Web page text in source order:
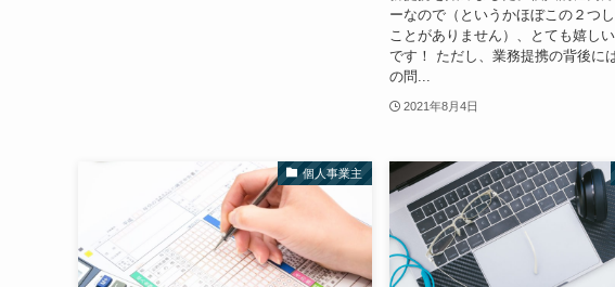
ーなので（というかほぼこの２つ
ことがありません）、とても嬉し
です！ ただし、業務提携の背後に
の問...
2021年8月4日
個人事業主